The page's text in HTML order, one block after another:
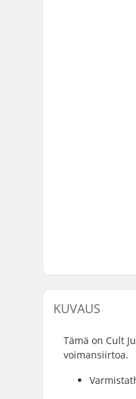
KUVAUS
Tämä on Cult
voimansiirtoa.